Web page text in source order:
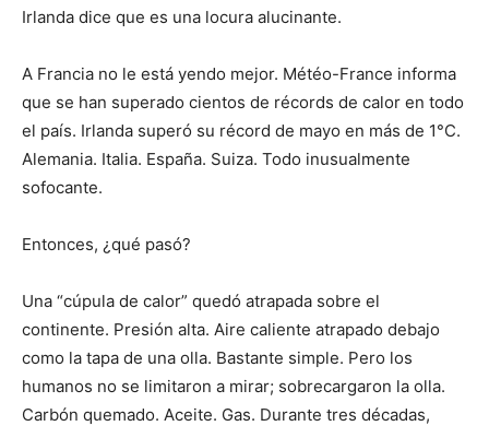
Irlanda dice que es una locura alucinante.
A Francia no le está yendo mejor. Météo-France informa
que se han superado cientos de récords de calor en todo
el país. Irlanda superó su récord de mayo en más de 1°C.
Alemania. Italia. España. Suiza. Todo inusualmente
sofocante.
Entonces, ¿qué pasó?
Una “cúpula de calor” quedó atrapada sobre el
continente. Presión alta. Aire caliente atrapado debajo
como la tapa de una olla. Bastante simple. Pero los
humanos no se limitaron a mirar; sobrecargaron la olla.
Carbón quemado. Aceite. Gas. Durante tres décadas,